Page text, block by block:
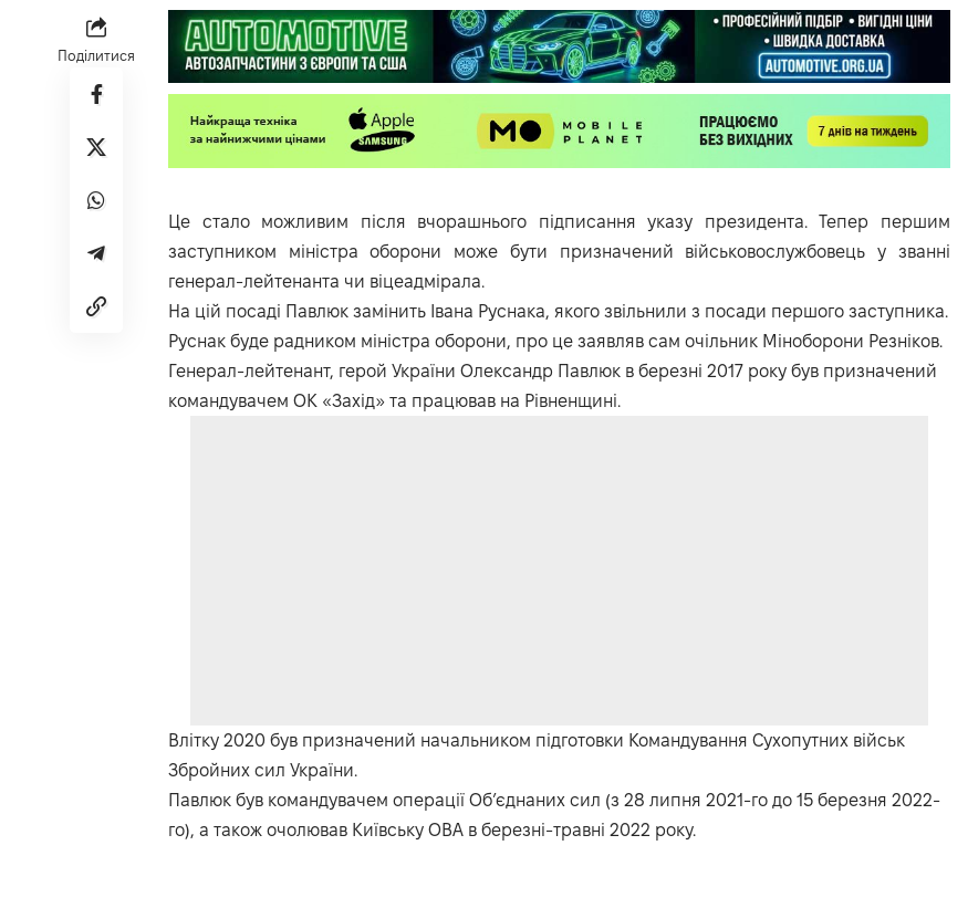
Поділитися
Це стало можливим після вчорашнього підписання указу президента. Тепер першим
заступником міністра оборони може бути призначений військовослужбовець у званні
генерал-лейтенанта чи віцеадмірала.
На цій посаді Павлюк замінить Івана Руснака, якого звільнили з посади першого заступника.
Руснак буде радником міністра оборони, про це заявляв сам очільник Міноборони Резніков.
Генерал-лейтенант, герой України Олександр Павлюк в березні 2017 року був призначений
командувачем ОК «Захід» та працював на Рівненщині.
Влітку 2020 був призначений начальником підготовки Командування Сухопутних військ
Збройних сил України.
Павлюк був командувачем операції Об’єднаних сил (з 28 липня 2021-го до 15 березня 2022-
го), а також очолював Київську ОВА в березні-травні 2022 року.